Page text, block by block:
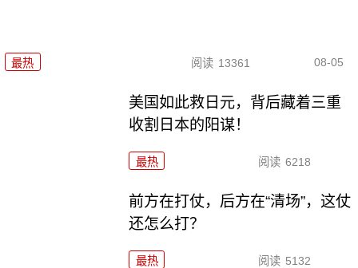
最热 阅读 13361 08-05
美国如此救日元，背后藏着三重
收割日本的阳谋！
最热 阅读 6218
前方在打仗，后方在“清场”，这仗
还怎么打？
最热 阅读 5132